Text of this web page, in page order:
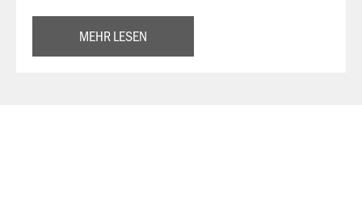
MEHR LESEN